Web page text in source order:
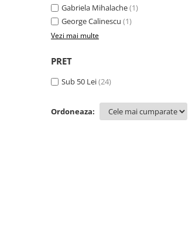
Non-fictiune
Publicistica / Reportaje / Interviuri
Gabriela Mihalache(1)
George Calinescu (1)
Vezi mai multe
PRET
Sub 50 Lei(24)
Ordoneaza: